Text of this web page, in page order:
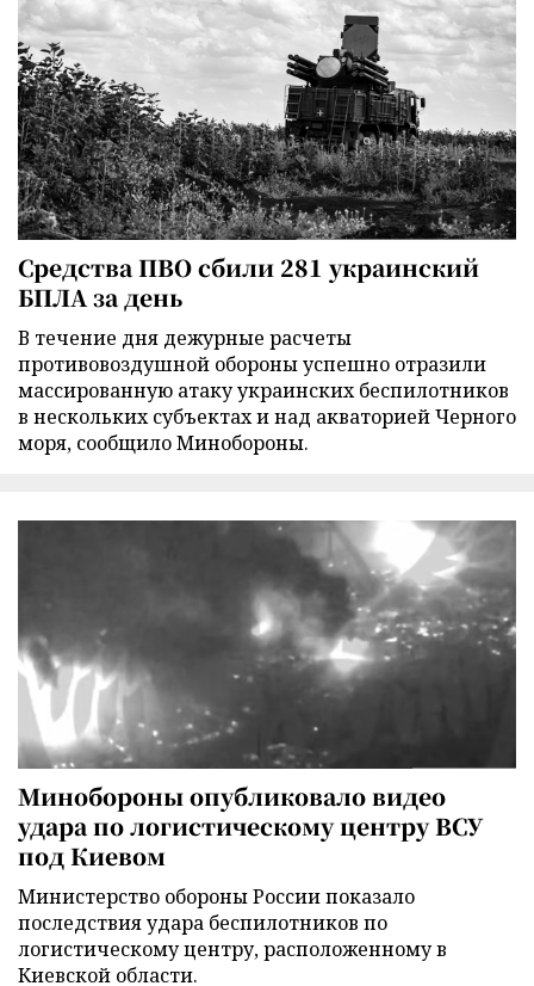
Средства ПВО сбили 281 украинский
БПЛА за день
В течение дня дежурные расчеты
противовоздушной обороны успешно отразили
массированную атаку украинских беспилотников
в нескольких субъектах и над акваторией Черного
моря, сообщило Минобороны.
Минобороны опубликовало видео
удара по логистическому центру ВСУ
под Киевом
Министерство обороны России показало
последствия удара беспилотников по
логистическому центру, расположенному в
Киевской области.